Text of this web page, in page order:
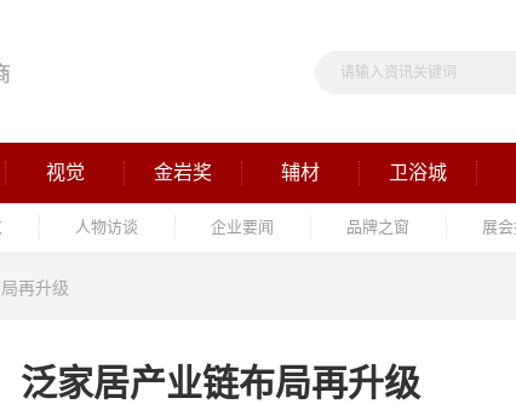
视觉 金岩奖 辅材 卫浴城
人物访谈 企业要闻 品牌之窗 展
再升级
泛家居产业链布局再升级